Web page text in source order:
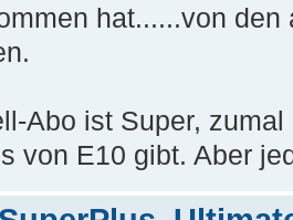
hat......von
Abo ist Super,
von E10 gibt. Aber